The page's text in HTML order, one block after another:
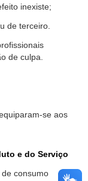
inexiste;
de terceiro.
de culpa.
se aos
e do Serviço
consumo